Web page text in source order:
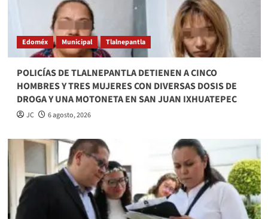
Edoméx Municipal Tlalnepantla
POLICÍAS DE TLALNEPANTLA DETIENEN A CINCO
HOMBRES Y TRES MUJERES CON DIVERSAS DOSIS DE
DROGA Y UNA MOTONETA EN SAN JUAN IXHUATEPEC
JC 6 agosto, 2026